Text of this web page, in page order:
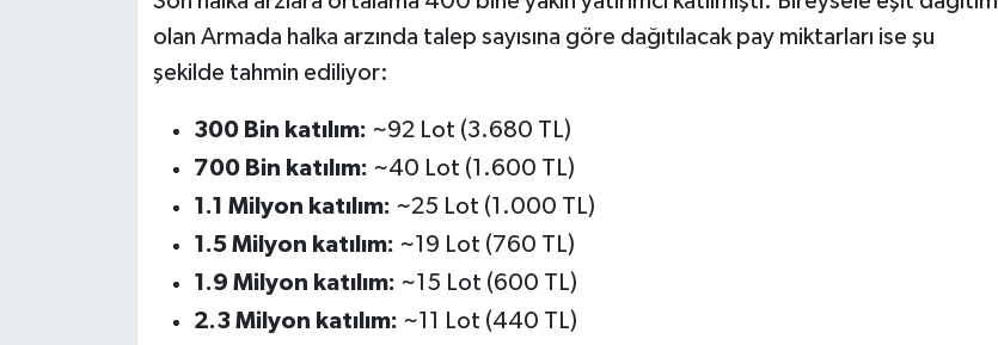
olan Armada halka arzında talep sayısına göre dağıtılacak pay miktarları ise şu
şekilde tahmin ediliyor:
300 Bin katılım: ~92 Lot (3.680 TL)
700 Bin katılım: ~40 Lot (1.600 TL)
1.1 Milyon katılım: ~25 Lot (1.000 TL)
1.5 Milyon katılım: ~19 Lot (760 TL)
1.9 Milyon katılım: ~15 Lot (600 TL)
2.3 Milyon katılım: ~11 Lot (440 TL)